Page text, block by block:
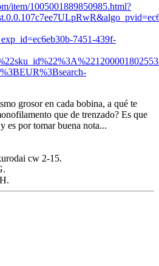
item/1005001889850985.html?
7451-439f-
grosor en cada bobina, a qué te
que de trenzado? Es que
es por tomar buena nota...
cw 2-15.